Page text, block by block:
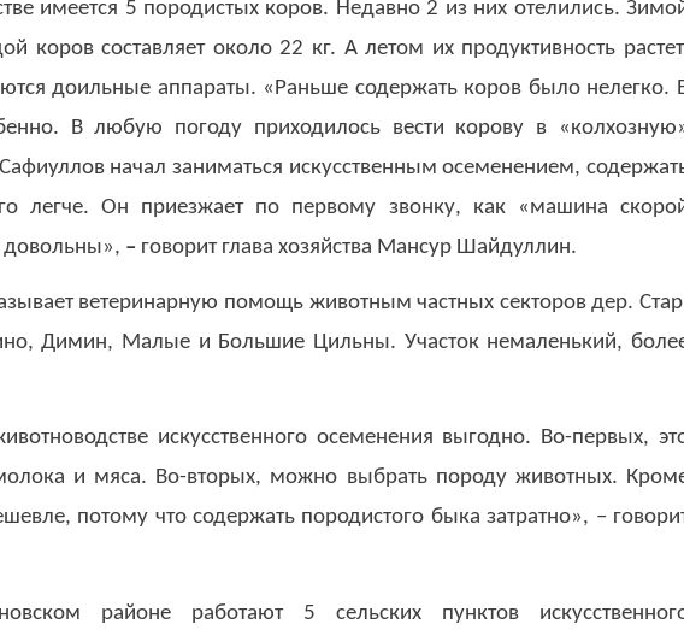
имеется 5 породистых коров. Недавно 2 из них отелились.
коров составляет около 22 кг. А летом их продуктивность
доильные аппараты. «Раньше содержать коров было нелегко.
В любую погоду приходилось вести корову в
начал заниматься искусственным осеменением,
легче. Он приезжает по первому звонку, как «машина
– говорит глава хозяйства Мансур Шайдуллин.
ветеринарную помощь животным частных секторов дер.
Димин, Малые и Большие Цильны. Участок немаленький,
искусственного осеменения выгодно. Во-первых,
и мяса. Во-вторых, можно выбрать породу животных.
потому что содержать породистого быка затратно», –
районе работают 5 сельских пунктов